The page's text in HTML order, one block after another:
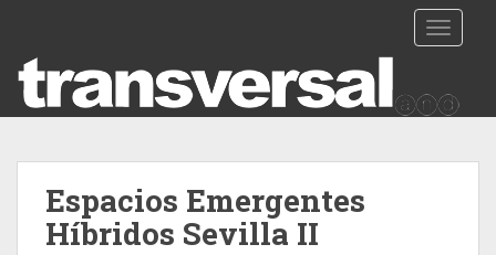
Espacios Emergentes
Híbridos Sevilla II